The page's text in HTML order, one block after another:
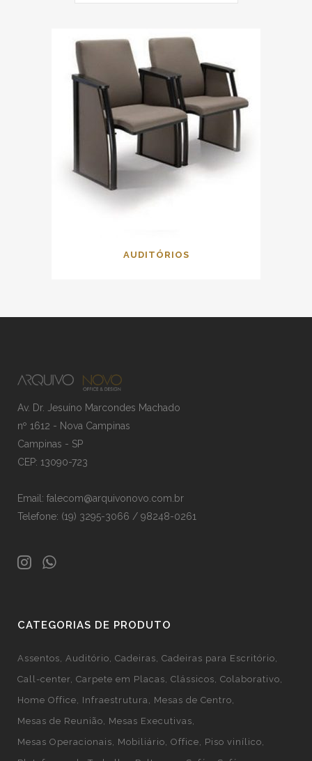
AUDITÓRIOS
Av. Dr. Jesuíno Marcondes Machado
nº 1612 - Nova Campinas
Campinas - SP
CEP: 13090-723
Email: falecom@arquivonovo.com.br
Telefone: (19) 3295-3066 / 98248-0261
CATEGORIAS DE PRODUTO
Assentos Auditório Cadeiras Cadeiras para Escritório
Call-center Carpete em Placas Clássicos Colaborativo
Home Office
Infraestrutura
Mesas de Centro
Mesas de Reunião
Mesas Executivas
Mesas Operacionais
Mobiliário Office
Piso vinílico